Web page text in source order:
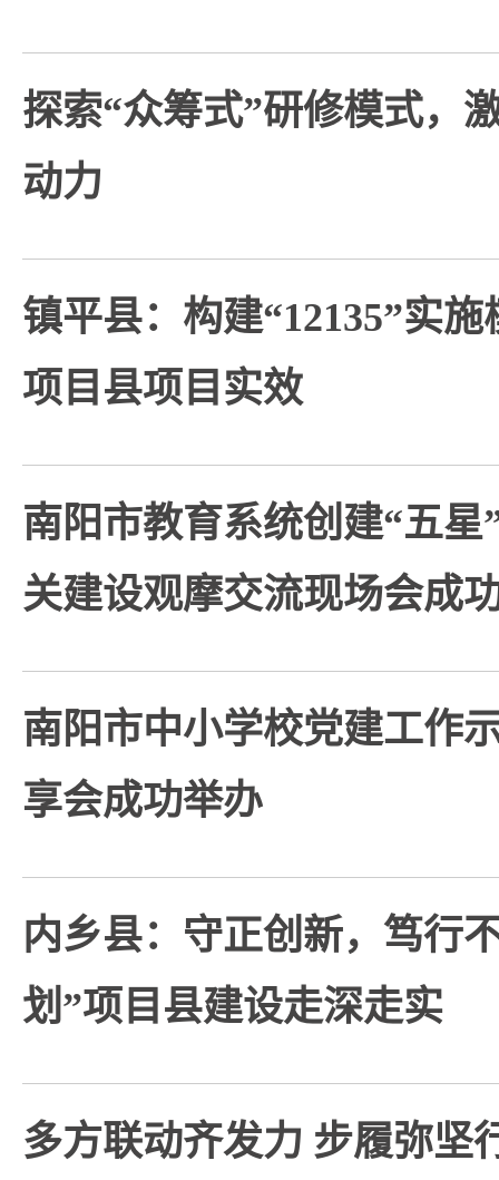
探索“众筹式”研修模式，
动力
镇平县：构建“12135”实
项目县项目实效
南阳市教育系统创建“五
关建设观摩交流现场会成
南阳市中小学校党建工作
享会成功举办
内乡县：守正创新，笃行
划”项目县建设走深走实
多方联动齐发力 步履弥坚